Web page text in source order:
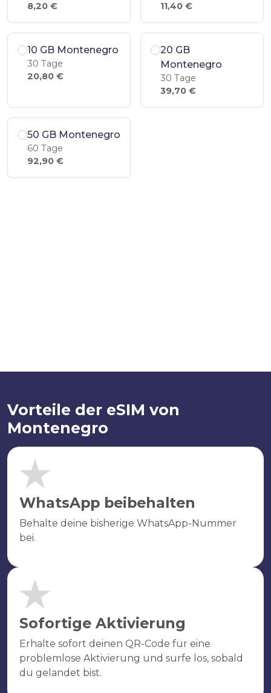
8,20 €
11,40 €
10 GB Montenegro
30 Tage
20,80 €
20 GB
Montenegro
30 Tage
39,70 €
50 GB Montenegro
60 Tage
92,90 €
Vorteile der eSIM von
Montenegro
WhatsApp beibehalten
Behalte deine bisherige WhatsApp-Nummer
bei.
Sofortige Aktivierung
Erhalte sofort deinen QR-Code für eine
problemlose Aktivierung und surfe los, sobald
du gelandet bist.